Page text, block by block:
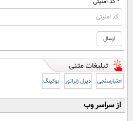
اعتبارسنجی دیزل ژنراتور بوکینگ
از سراسر وب